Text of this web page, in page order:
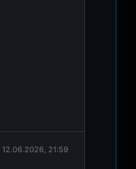
12.06.2026, 21:59